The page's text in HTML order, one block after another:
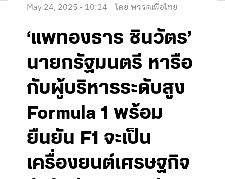
May 24, 2025 - 10:24 โดย พรรคเพื่อไทย
‘แพทองธาร ชินวัตร’
นายกรัฐมนตรี หารือ
กับผู้บริหารระดับสูง
Formula 1 พร้อม
ยืนยัน F1 จะเป็น
เครื่องยนต์เศรษฐกิจ